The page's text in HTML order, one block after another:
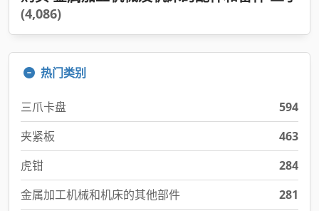
(4,086)
热门类别
三爪卡盘
594
夹紧板
463
虎钳
284
金属加工机械和机床的其他部件
281